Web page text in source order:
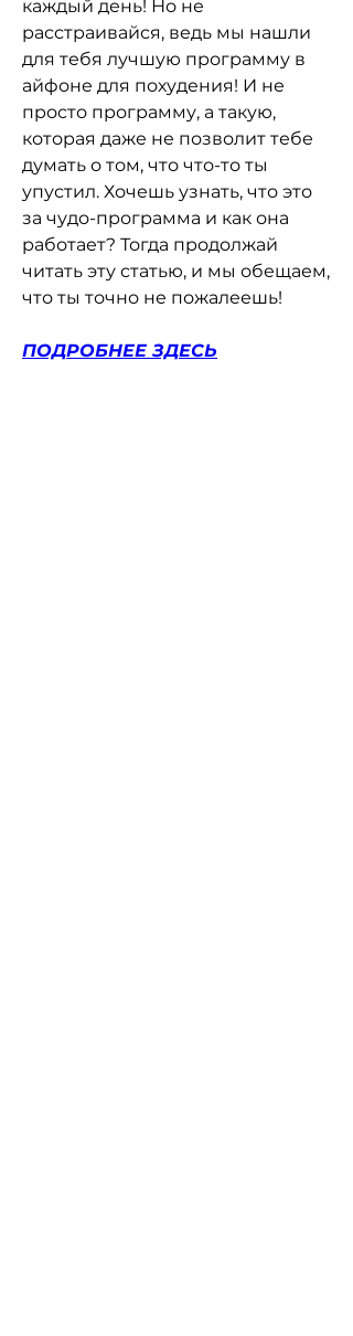
каждый день! Но не
расстраивайся, ведь мы нашли
для тебя лучшую программу в
айфоне для похудения! И не
просто программу, а такую,
которая даже не позволит тебе
думать о том, что что-то ты
упустил. Хочешь узнать, что это
за чудо-программа и как она
работает? Тогда продолжай
читать эту статью, и мы обещаем,
что ты точно не пожалеешь!
ПОДРОБНЕЕ ЗДЕСЬ